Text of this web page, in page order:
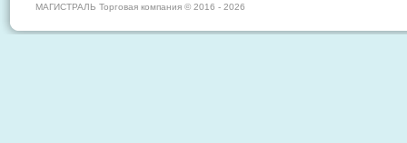
МАГИСТРАЛЬ Торговая компания © 2016 - 2026